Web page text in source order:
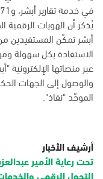
في خدمة تقارير أبشر، و1,871 استفسارًا عامًا عن البصمة.
يُذكر أن الهويات الرقمية
أبشر تمكّن المستفيدين
الاستفادة بكل سهولة
عبر منصاتها الإلكترونية
والوصول إلى الجهات
الموحّد "نفاذ".
أرشيف الأخبار
تحت رعاية الأمير
التحول الرقمي